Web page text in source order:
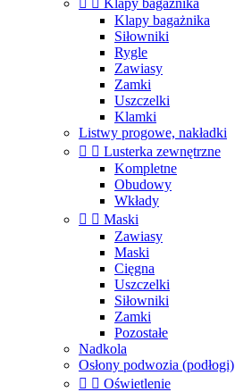
  Klapy bagażnika
Klapy bagażnika
Siłowniki
Rygle
Zawiasy
Zamki
Uszczelki
Klamki
Listwy progowe, nakładki
  Lusterka zewnętrzne
Kompletne
Obudowy
Wkłady
  Maski
Zawiasy
Maski
Cięgna
Uszczelki
Siłowniki
Zamki
Pozostałe
Nadkola
Osłony podwozia (podłogi)
  Oświetlenie